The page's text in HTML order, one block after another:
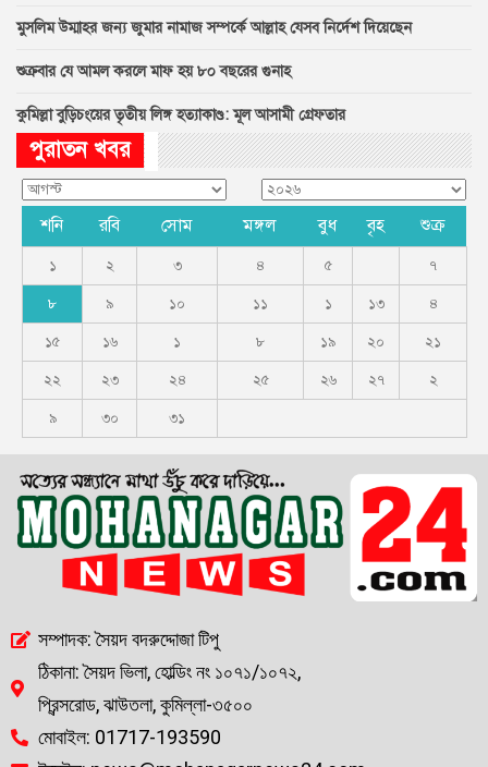
মুসলিম উম্মাহর জন্য জুমার নামাজ সম্পর্কে আল্লাহ যেসব নির্দেশ দিয়েছেন
শুক্রবার যে আমল করলে মাফ হয় ৮০ বছরের গুনাহ
কুমিল্লা বুড়িচংয়ের তৃতীয় লিঙ্গ হত্যাকাণ্ড: মূল আসামী গ্রেফতার
পুরাতন খবর
শনি রবি সোম মঙ্গল বুধ বৃহ শুক্র
১ ২ ৩ ৪ ৫ ৭
৮ ৯ ১০ ১১ ১ ১৩ ৪
১৫ ১৬ ১ ৮ ১৯ ২০ ২১
২২ ২৩ ২৪ ২৫ ২৬ ২৭ ২
৯ ৩০ ৩১
সম্পাদক: সৈয়দ বদরুদ্দোজা টিপু
ঠিকানা: সৈয়দ ভিলা, হোল্ডিং নং ১০৭১/১০৭২,
প্রিন্সরোড, ঝাউতলা, কুমিল্লা-৩৫০০
মোবাইল: 01717-193590